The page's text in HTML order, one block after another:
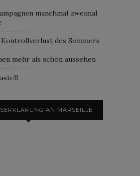
manchmal zweimal
des Sommers
mehr als schön aussehen
AN MARSEILLE